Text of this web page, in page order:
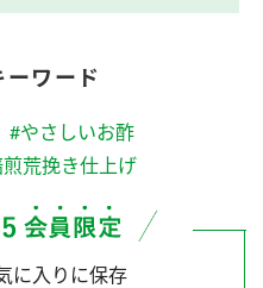
ーワード
#やさしいお酢
荒挽き仕上げ
に入りに保存